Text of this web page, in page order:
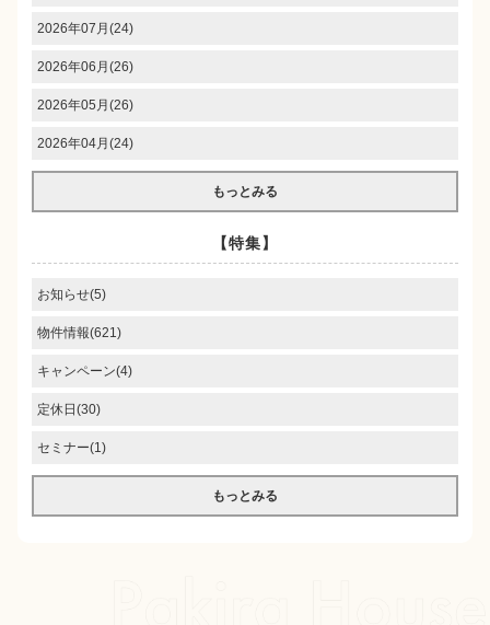
2026年07月(24)
2026年06月(26)
2026年05月(26)
2026年04月(24)
もっとみる
【特集】
お知らせ(5)
物件情報(621)
キャンペーン(4)
定休日(30)
セミナー(1)
もっとみる